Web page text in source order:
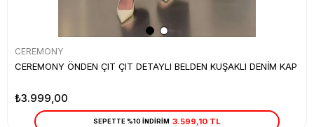
CEREMONY
CEREMONY ÖNDEN ÇIT ÇIT DETAYLI BELDEN KUŞAKLI DENİM KAP
₺3.999,00
SEPETTE %10 İNDİRİM 3.599,10 TL